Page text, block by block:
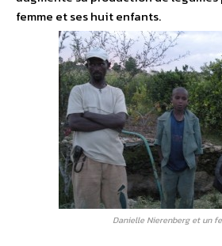
femme et ses huit enfants.
Danielle Nierenberg et un